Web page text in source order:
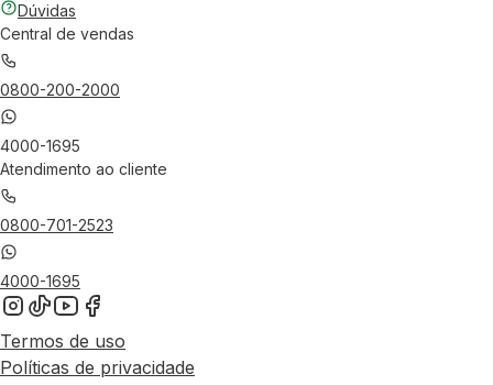
Dúvidas
Central de vendas
0800-200-2000
4000-1695
Atendimento ao cliente
0800-701-2523
4000-1695
Termos de uso
Políticas de privacidade